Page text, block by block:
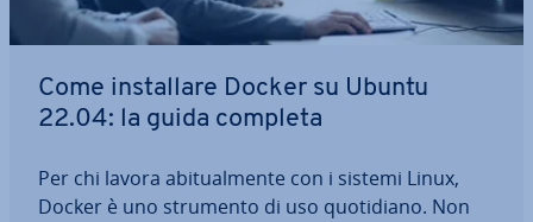
Come in­stal­la­re Docker su Ubuntu
22.04: la guida completa
Per chi lavora abi­tual­men­te con i sistemi Linux,
Docker è uno strumento di uso quo­ti­dia­no. Non